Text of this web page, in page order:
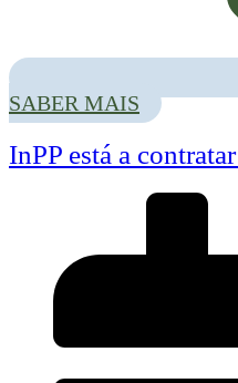
6 sessões virtuais no âmbito da
Laboratórios Colaborativos
O Horizonte Europa, o próximo
Investigação e a Inovação, será o
que farão parte do Horizonte
Comissão Europeia acerca do
.
SABER MAIS
InPP está a